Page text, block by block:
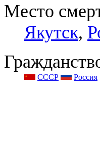
Место
Якутск,
СССР Россия